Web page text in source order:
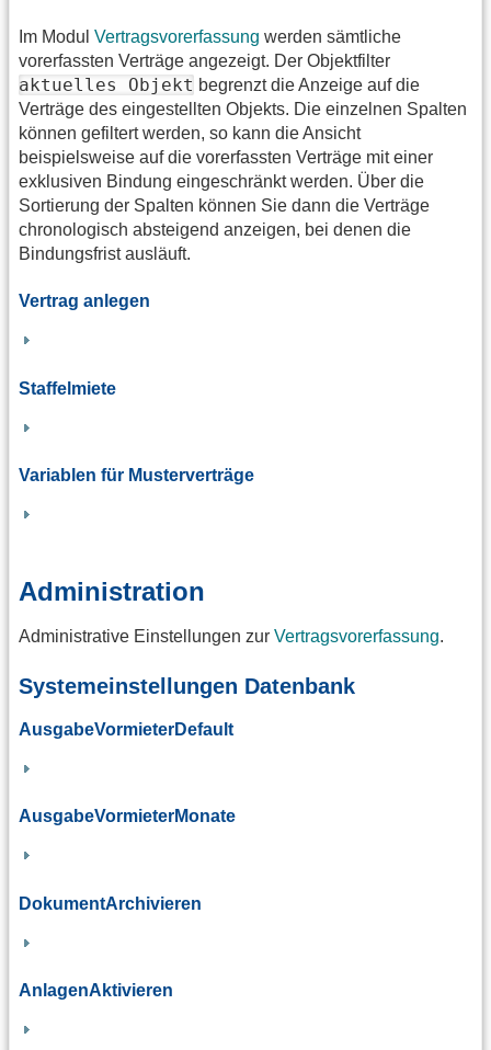
Im Modul Vertragsvorerfassung werden sämtliche
vorerfassten Verträge angezeigt. Der Objektfilter
aktuelles Objekt begrenzt die Anzeige auf die
Verträge des eingestellten Objekts. Die einzelnen Spalten
können gefiltert werden, so kann die Ansicht
beispielsweise auf die vorerfassten Verträge mit einer
exklusiven Bindung eingeschränkt werden. Über die
Sortierung der Spalten können Sie dann die Verträge
chronologisch absteigend anzeigen, bei denen die
Bindungsfrist ausläuft.
Vertrag anlegen
Staffelmiete
Variablen für Musterverträge
Administration
Administrative Einstellungen zur Vertragsvorerfassung.
Systemeinstellungen Datenbank
AusgabeVormieterDefault
AusgabeVormieterMonate
DokumentArchivieren
AnlagenAktivieren